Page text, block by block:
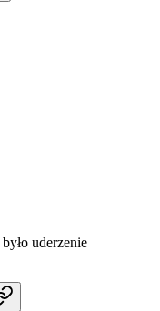
uderzenie